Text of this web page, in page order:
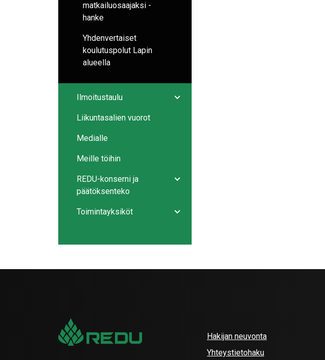
matkailuosaajaksi -
hanke
Yhdenvertaiset
koulutuspolut Lapin
alueella
Ilmoitustaulu
Liikuntasalien vuorot
Medialle
Meille töihin
REDU-konserni ja
päätöksenteko
Toimintayksiköt
Hakijan neuvonta
Yhteystietohaku